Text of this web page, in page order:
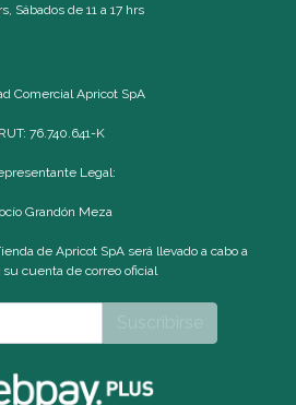
Sábados de 11 a 17 hrs
Comercial Apricot SpA
RUT: 76.740.641-K
Legal:
Grandón Meza
de Apricot SpA será llevado a cabo a
cuenta de correo oficial